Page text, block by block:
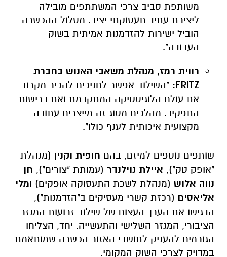
משותפת סביב צרכי המשתתפים מובילה
ליצירת עתיד תעסוקתי יציב. מסלול ההכשרה
הוביל ישירות להזדמנות אמיתית בשוק
העבודה".
רווית רמז, מנהלת משאבי האנוש בחברת
FRITZ: "השילוב אפשר לחניכים להכיר מקרוב
את עולם הלוגיסטיקה המתקדמת ואת דרישות
התפקיד. מהלכים מסוג זה מייצרים עתודה
מקצועית איכותית לענף כולו".
שותפים נוספים למיזם, בהם חופית וקנין (מנהלת
"אופק טק"), איילת נוילנדר (עמותת "צורים"), חן
נווה אלוש (מנהלת לשכת התעסוקה אופקים) ומלי
אליאסים (רכזת קשרי מעסיקים ב"הזדמנות"),
הדגישו את הערך העצום של שילוב זרועות המגזר
הציבורי, המגזר השלישי והתעשייה. יחד, הצליחו
הגורמים להעניק לתושבי האזור הכשרה שמותאמת
במדויק לצרכי השוק המקומי.